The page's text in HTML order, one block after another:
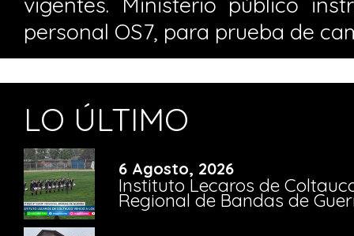
personal OS7, para prueba de
LO ÚLTIMO
6 Agosto, 2026
Instituto Lecaros de
Regional de Bandas de